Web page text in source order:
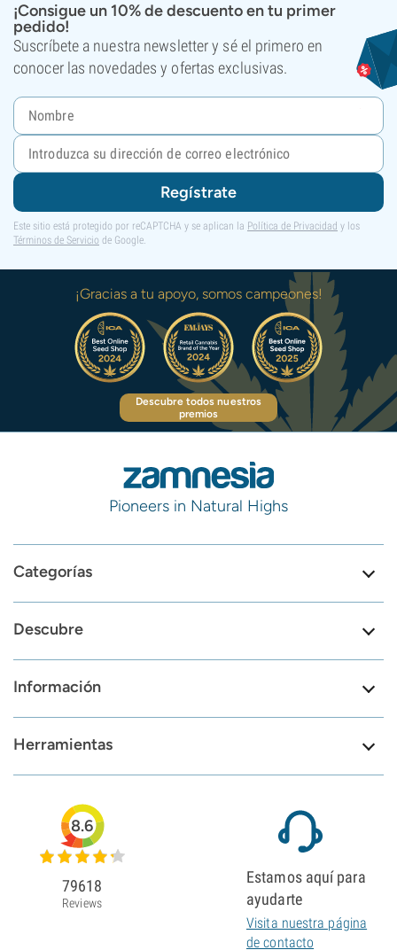
¡Consigue un 10% de descuento en tu primer
pedido!
Suscríbete a nuestra newsletter y sé el primero en
conocer las novedades y ofertas exclusivas.
Regístrate
Este sitio está protegido por reCAPTCHA y se aplican la Política de Privacidad y los
Términos de Servicio de Google.
¡Gracias a tu apoyo, somos campeones!
Descubre todos nuestros
premios
Pioneers in Natural Highs
Categorías
Descubre
Información
Herramientas
8.6
79618
Reviews
Estamos aquí para
ayudarte
Visita nuestra página
de contacto